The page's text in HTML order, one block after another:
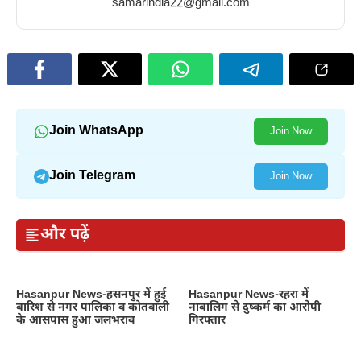
honey
in
winter
winter
eating
raisins
samarindia22@gmail.com
Join WhatsApp Join Now
Join Telegram Join Now
और पढ़ें
Hasanpur News-हसनपुर में हुई
बारिश से नगर पालिका व कोतवाली
के आसपास हुआ जलभराव
Hasanpur News-रहरा में
नाबालिग से दुष्कर्म का आरोपी
गिरफ्तार